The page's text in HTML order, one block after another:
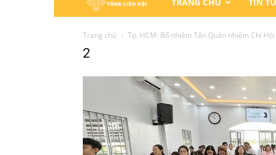
Thánh
Lành
Việt
Nam
Trang chủ Tp. HCM: Bổ nhiệm Tân Quản nhiệm Chi
2